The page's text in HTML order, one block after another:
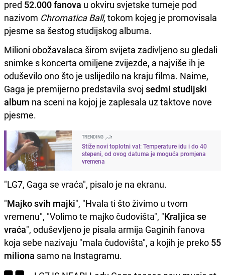
pred 52.000 fanova u okviru svjetske turneje pod
nazivom Chromatica Ball, tokom kojeg je promovisala
pjesme sa šestog studijskog albuma.
Milioni obožavalaca širom svijeta zadivljeno su gledali
snimke s koncerta omiljene zvijezde, a najviše ih je
oduševilo ono što je uslijedilo na kraju filma. Naime,
Gaga je premijerno predstavila svoj sedmi studijski
album na ​​sceni na kojoj je zaplesala uz taktove nove
pjesme.
TRENDING
Stiže novi toplotni val: Temperature idu i do 40
stepeni, od ovog datuma je moguća promjena
vremena
"LG7, Gaga se vraća", pisalo je na ekranu.
"Majko svih majki", "Hvala ti što živimo u tvom
vremenu", "Volimo te majko čudovišta", "Kraljica se
vraća", oduševljeno je pisala armija Gaginih fanova
koja sebe nazivaju "mala čudovišta", a kojih je preko 55
miliona samo na Instagramu.